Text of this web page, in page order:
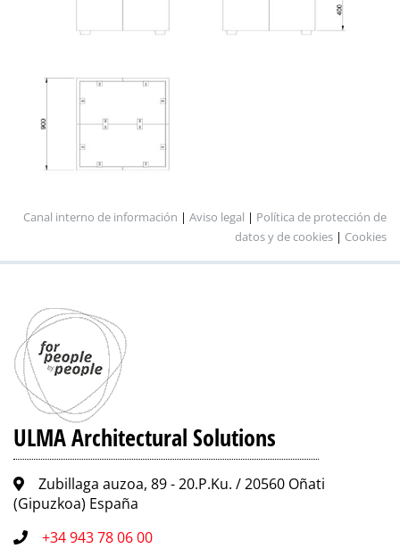
Canal interno de información | Aviso legal | Política de protección de
datos y de cookies | Cookies
ULMA Architectural Solutions
Zubillaga auzoa, 89 - 20.P.Ku. / 20560 Oñati
(Gipuzkoa) España
+34 943 78 06 00